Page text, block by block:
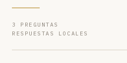
3 PREGUNTAS
RESPUESTAS LOCALES